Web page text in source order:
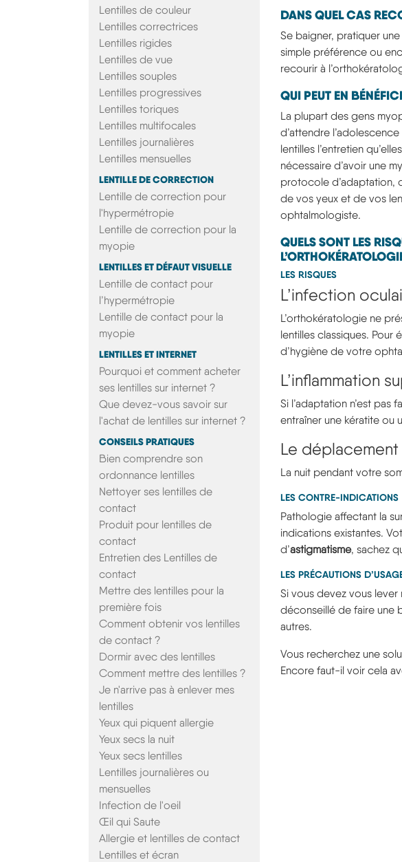
Lentilles de couleur
Lentilles correctrices
Lentilles rigides
Lentilles de vue
Lentilles souples
Lentilles progressives
Lentilles toriques
Lentilles multifocales
Lentilles journalières
Lentilles mensuelles
LENTILLE DE CORRECTION
Lentille de correction pour
l'hypermétropie
Lentille de correction pour la
myopie
LENTILLES ET DÉFAUT VISUELLE
Lentille de contact pour
l’hypermétropie
Lentille de contact pour la
myopie
LENTILLES ET INTERNET
Pourquoi et comment acheter
ses lentilles sur internet ?
Que devez-vous savoir sur
l'achat de lentilles sur internet ?
CONSEILS PRATIQUES
Bien comprendre son
ordonnance lentilles
Nettoyer ses lentilles de
contact
Produit pour lentilles de
contact
Entretien des Lentilles de
contact
Mettre des lentilles pour la
première fois
Comment obtenir vos lentilles
de contact ?
Dormir avec des lentilles
Comment mettre des lentilles ?
Je n'arrive pas à enlever mes
lentilles
Yeux qui piquent allergie
Yeux secs la nuit
Yeux secs lentilles
Lentilles journalières ou
mensuelles
Infection de l'oeil
Œil qui Saute
Allergie et lentilles de contact
Lentilles et écran
DANS QUEL CAS
Se baigner, pratiquer
simple préférence ou
recourir à
QUI PEUT EN
La plupart des gens
d’attendre
lentilles l’entretien
nécessaire d’avoir une
protocole d’adaptation,
de vos yeux et de vos
ophtalmologiste.
QUELS SONT LES
LES RISQUES
L’infection
L’orthokératologie ne
lentilles classiques. Pour
d’hygiène de votre
L’inflammation
Si l’adaptation n’est
entraîner une kératite ou
Le
La nuit pendant votre
LES CONTRE-INDICATIONS
Pathologie affectant la
indications existantes.
d’astigmatisme, sachez
LES PRÉCAUTIONS
Si vous devez vous lever
déconseillé de faire une
autres.
Vous recherchez une
Encore faut-il voir cela